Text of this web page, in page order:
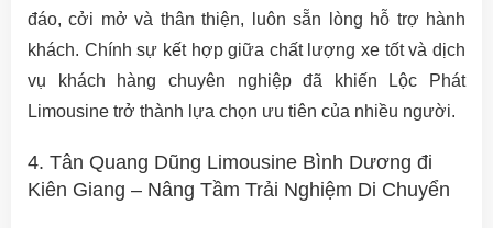
đáo, cởi mở và thân thiện, luôn sẵn lòng hỗ trợ hành
khách. Chính sự kết hợp giữa chất lượng xe tốt và dịch
vụ khách hàng chuyên nghiệp đã khiến Lộc Phát
Limousine trở thành lựa chọn ưu tiên của nhiều người.
4. Tân Quang Dũng Limousine Bình Dương đi
Kiên Giang – Nâng Tầm Trải Nghiệm Di Chuyển